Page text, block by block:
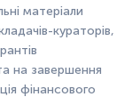
матеріали
кураторів,
на завершення
фінансового